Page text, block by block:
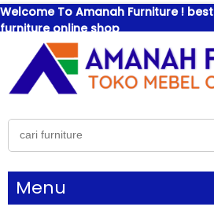
Welcome To Amanah Furniture !
furniture online shop
Menu